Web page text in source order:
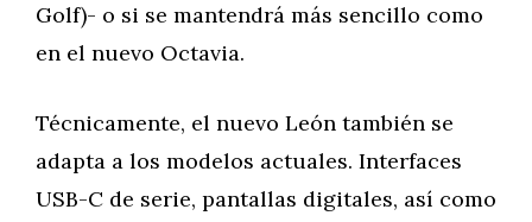
Golf)- o si se mantendrá más sencillo como
en el nuevo Octavia.
Técnicamente, el nuevo León también se
adapta a los modelos actuales. Interfaces
USB-C de serie, pantallas digitales, así como